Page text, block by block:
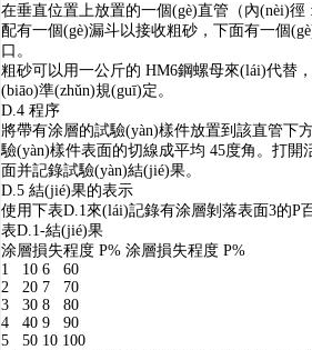
在垂直位置上放置的一個(gè)直管（內(nèi)徑
配有一個(gè)漏斗以接收粗砂，下面有一個
口。
粗砂可以用一公斤的 HM6鋼螺母來(lái)代替，
(biāo)準(zhǔn)規(guī)定。
D.4 程序
將帶有涂層的試驗(yàn)樣件放置到該直管下
驗(yàn)樣件表面的切線成平均 45度角。打
面并記錄試驗(yàn)結(jié)果。
D.5 結(jié)果的表示
使用下表D.1來(lái)記錄有涂層剝落表面3的P
表D.1-結(jié)果
涂層損失程度 P% 涂層損失程度 P%
1 10 6 60
2 20 7 70
3 30 8 80
4 40 9 90
5 50 10 100